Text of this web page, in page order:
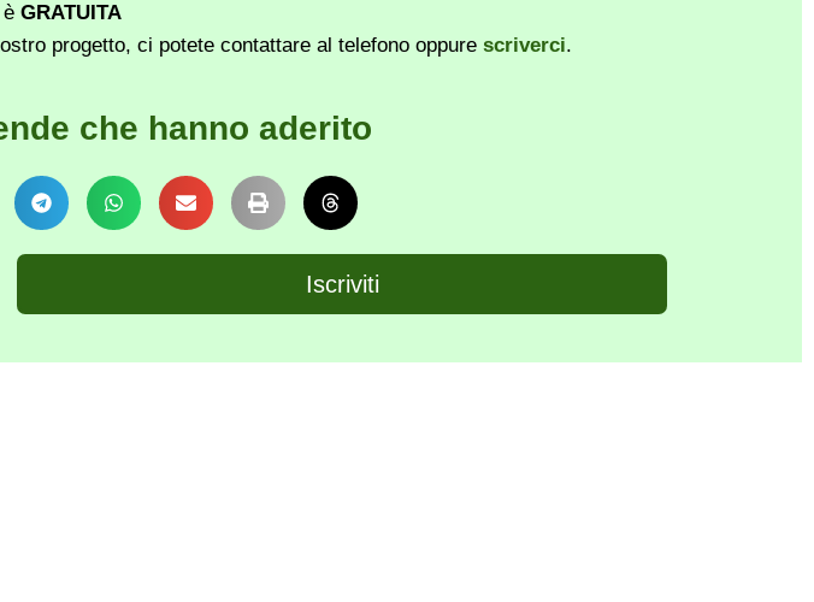
GRATUITA
progetto, ci potete contattare al telefono oppure scriverci.
che hanno aderito
Iscriviti